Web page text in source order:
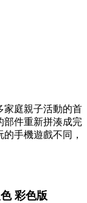
家庭親子活動的首
部件重新拼湊成完
手機遊戲不同，
彩色版